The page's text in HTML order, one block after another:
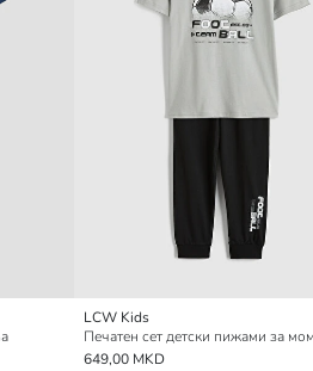
LCW Kids
Печатен сет детски пижами за
649,00 MKD